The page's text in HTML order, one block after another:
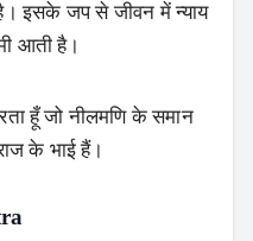
इसके जप से जीवन में न्याय
आती है।
हूँ जो नीलमणि के समान
के भाई हैं।